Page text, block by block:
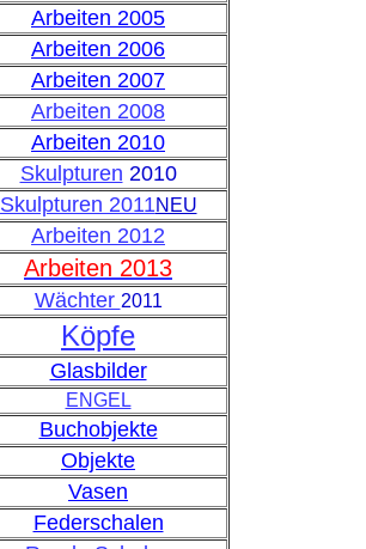
Arbeiten 2005
Arbeiten 2006
Arbeiten 2007
Arbeiten 2008
Arbeiten 2010
Skulpturen 2010
Skulpturen 2011NEU
Arbeiten 2012
Arbeiten 2013
Wächter 2011
Köpfe
Glasbilder
ENGEL
Buchobjekte
Objekte
Vasen
Federschalen